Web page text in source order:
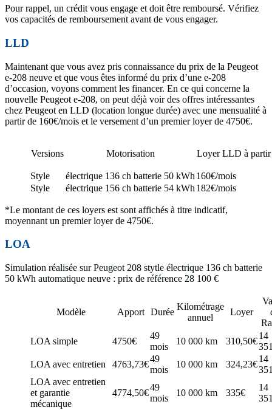
Pour rappel, un crédit vous engage et doit être remboursé. Vérifiez
vos capacités de remboursement avant de vous engager.
LLD
Maintenant que vous avez pris connaissance du prix de la Peugeot
e-208 neuve et que vous êtes informé du prix d’une e-208
d’occasion, voyons comment les financer. En ce qui concerne la
nouvelle Peugeot e-208, on peut déjà voir des offres intéressantes
chez Peugeot en LLD (location longue durée) avec une mensualité à
partir de 160€/mois et le versement d’un premier loyer de 4750€.
Versions Motorisation Loyer LLD à
Style électrique 136 ch batterie 50 kWh 160€/mois
Style
électrique 156 ch batterie 54 kWh 182€/mois
*Le montant de ces loyers est sont affichés à titre indicatif,
moyennant un premier loyer de 4750€.
LOA
Simulation réalisée sur Peugeot 208 stytle électrique 136 ch batterie
50 kWh automatique neuve : prix de référence 28 100 €
Modèle Apport Durée
Kilométrage
annuel
Loyer
LOA simple
4750€
49
mois
10 000 km 310,50€
14
LOA avec entretien
4763,73€
49
mois
10 000 km 324,23€
14
LOA avec entretien
et garantie
mécanique
4774,50€
49
mois
10 000 km 335€
14